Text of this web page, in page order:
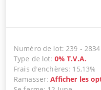
Numéro de lot:239 - 2834
Type de lot: 0% T.V.A.
Frais d'enchères: 15,13%
Ramasser:Afficher les